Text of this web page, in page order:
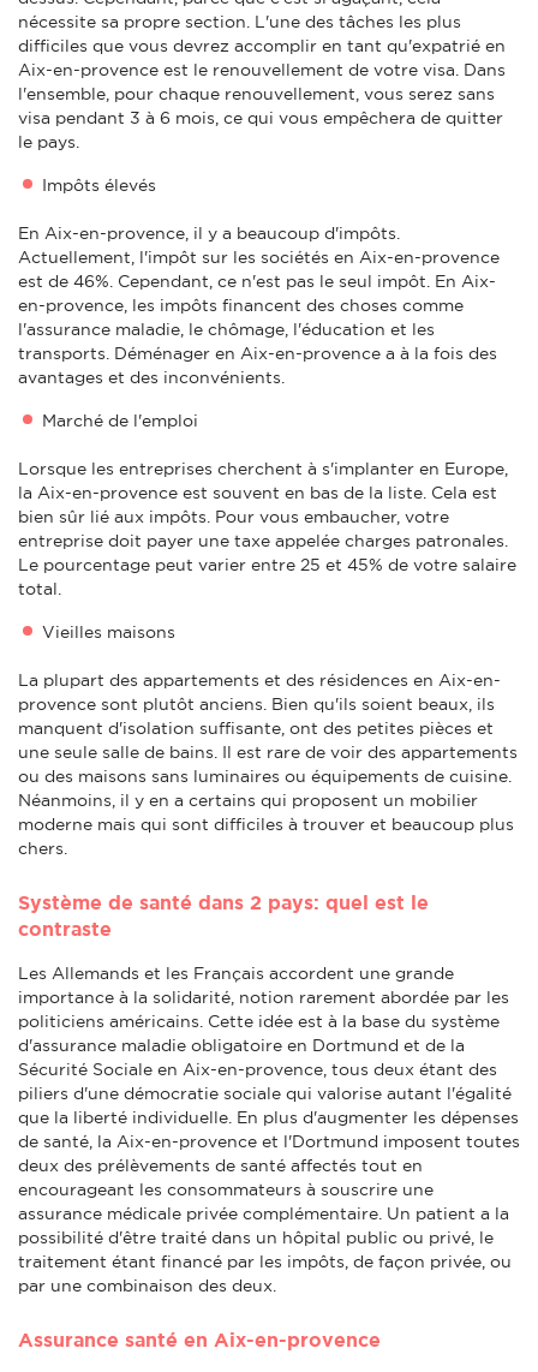
nécessite sa propre section. L'une des tâches les plus
difficiles que vous devrez accomplir en tant qu'expatrié en
Aix-en-provence est le renouvellement de votre visa. Dans
l'ensemble, pour chaque renouvellement, vous serez sans
visa pendant 3 à 6 mois, ce qui vous empêchera de quitter
le pays.
Impôts élevés
En Aix-en-provence, il y a beaucoup d'impôts.
Actuellement, l'impôt sur les sociétés en Aix-en-provence
est de 46%. Cependant, ce n'est pas le seul impôt. En Aix-
en-provence, les impôts financent des choses comme
l'assurance maladie, le chômage, l'éducation et les
transports. Déménager en Aix-en-provence a à la fois des
avantages et des inconvénients.
Marché de l'emploi
Lorsque les entreprises cherchent à s'implanter en Europe,
la Aix-en-provence est souvent en bas de la liste. Cela est
bien sûr lié aux impôts. Pour vous embaucher, votre
entreprise doit payer une taxe appelée charges patronales.
Le pourcentage peut varier entre 25 et 45% de votre salaire
total.
Vieilles maisons
La plupart des appartements et des résidences en Aix-en-
provence sont plutôt anciens. Bien qu'ils soient beaux, ils
manquent d'isolation suffisante, ont des petites pièces et
une seule salle de bains. Il est rare de voir des appartements
ou des maisons sans luminaires ou équipements de cuisine.
Néanmoins, il y en a certains qui proposent un mobilier
moderne mais qui sont difficiles à trouver et beaucoup plus
chers.
Système de santé dans 2 pays: quel est le
contraste
Les Allemands et les Français accordent une grande
importance à la solidarité, notion rarement abordée par les
politiciens américains. Cette idée est à la base du système
d'assurance maladie obligatoire en Dortmund et de la
Sécurité Sociale en Aix-en-provence, tous deux étant des
piliers d'une démocratie sociale qui valorise autant l'égalité
que la liberté individuelle. En plus d'augmenter les dépenses
de santé, la Aix-en-provence et l'Dortmund imposent toutes
deux des prélèvements de santé affectés tout en
encourageant les consommateurs à souscrire une
assurance médicale privée complémentaire. Un patient a la
possibilité d'être traité dans un hôpital public ou privé, le
traitement étant financé par les impôts, de façon privée, ou
par une combinaison des deux.
Assurance santé en Aix-en-provence